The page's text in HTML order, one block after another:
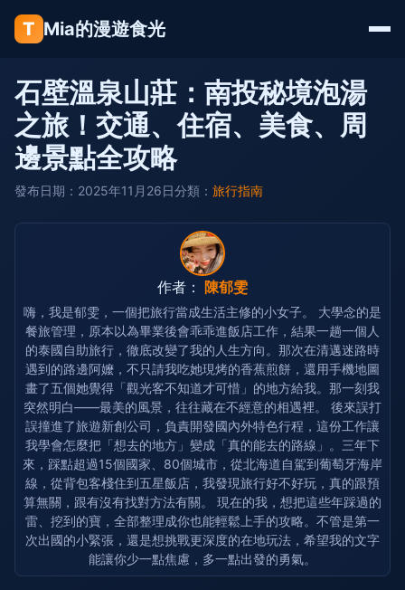
T Mia的漫遊食光
石壁溫泉山莊：南投秘境泡湯
之旅！交通、住宿、美食、周
邊景點全攻略
發布日期：2025年11月26日分類： 旅行指南
作者： 陳郁雯
嗨，我是郁雯，一個把旅行當成生活主修的小女子。 大學念的是
餐旅管理，原本以為畢業後會乖乖進飯店工作，結果一趟一個人
的泰國自助旅行，徹底改變了我的人生方向。那次在清邁迷路時
遇到的路邊阿嬤，不只請我吃她現烤的香蕉煎餅，還用手機地圖
畫了五個她覺得「觀光客不知道才可惜」的地方給我。那一刻我
突然明白——最美的風景，往往藏在不經意的相遇裡。 後來誤打
誤撞進了旅遊新創公司，負責開發國內外特色行程，這份工作讓
我學會怎麼把「想去的地方」變成「真的能去的路線」。三年下
來，踩點超過15個國家、80個城市，從北海道自駕到葡萄牙海岸
線，從背包客棧住到五星飯店，我發現旅行好不好玩，真的跟預
算無關，跟有沒有找對方法有關。 現在的我，想把這些年踩過的
雷、挖到的寶，全部整理成你也能輕鬆上手的攻略。不管是第一
次出國的小緊張，還是想挑戰更深度的在地玩法，希望我的文字
能讓你少一點焦慮，多一點出發的勇氣。